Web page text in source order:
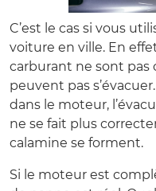
C’est le cas si vous
voiture en ville. En
carburant ne sont
peuvent pas
dans le moteur,
ne se fait plus
calamine se forment.
Si le moteur est